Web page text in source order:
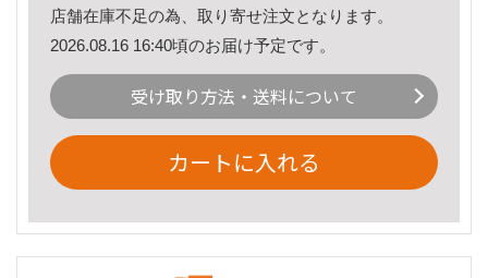
店舗在庫不足の為、取り寄せ注文となります。
2026.08.16 16:40頃のお届け予定です。
受け取り方法・送料について
カートに入れる